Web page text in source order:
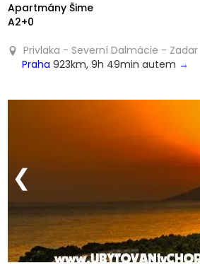
Apartmány Šime
A2+0
Privlaka - Severní Dalmácie - Zadar
Praha 923km, 9h 49min autem →
❮